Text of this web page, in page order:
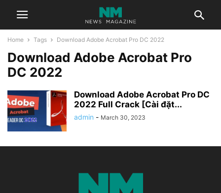
Home Tags Download Adobe Acrobat Pro DC 2022
Download Adobe Acrobat Pro
DC 2022
Download Adobe Acrobat Pro DC
2022 Full Crack [Cài đặt...
admin - March 30, 2023